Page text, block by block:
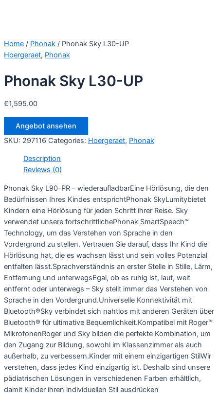
Home / Phonak / Phonak Sky L30-UP
Hoergeraet, Phonak
Phonak Sky L30-UP
€1,595.00
Angebot ansehen
SKU: 297116 Categories: Hoergeraet, Phonak
Description
Reviews (0)
Phonak Sky L90-PR – wiederaufladbarEine Hörlösung, die den
Bedürfnissen Ihres Kindes entsprichtPhonak SkyLumitybietet
Kindern eine Hörlösung für jeden Schritt ihrer Reise. Sky
verwendet unsere fortschrittlichePhonak SmartSpeech™
Technology, um das Verstehen von Sprache in den
Vordergrund zu stellen. Vertrauen Sie darauf, dass Ihr Kind die
Hörlösung hat, die es wachsen lässt und sein volles Potenzial
entfalten lässt.Sprachverständnis an erster Stelle in Stille, Lärm,
Entfernung und unterwegsEgal, ob es ruhig ist, laut, weit
entfernt oder unterwegs – Sky stellt immer das Verstehen von
Sprache in den Vordergrund.Universelle Konnektivität mit
Bluetooth®Sky verbindet sich nahtlos mit anderen Geräten über
Bluetooth® für ultimative Bequemlichkeit.Kompatibel mit Roger™
MikrofonenRoger und Sky bilden die perfekte Kombination, um
den Zugang zur Bildung, sowohl im Klassenzimmer als auch
außerhalb, zu verbessern.Kinder mit einem einzigartigen StilWir
verstehen, dass jedes Kind einzigartig ist. Deshalb sind unsere
pädiatrischen Lösungen in verschiedenen Farben erhältlich,
damit Kinder ihren individuellen Stil ausdrücken